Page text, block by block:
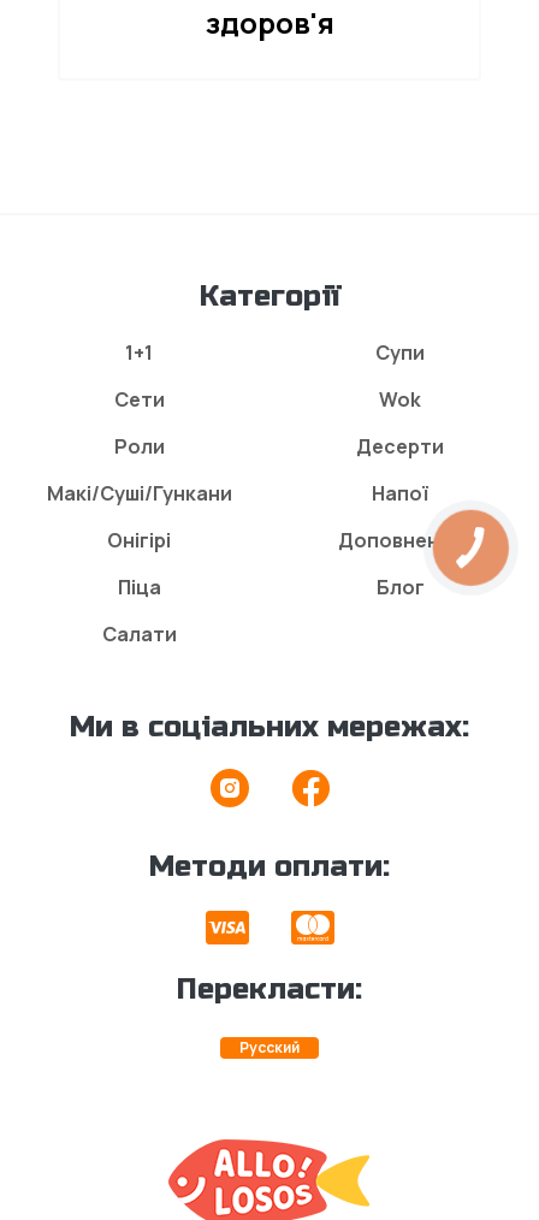
здоров'я
Категорії
1+1
Сети
Роли
Макі/Суші/Гункани
Онігірі
Піца
Салати
Супи
Wok
Десерти
Напої
Доповнення
Блог
Ми в соціальних мережах:
Методи оплати:
Перекласти:
Русский